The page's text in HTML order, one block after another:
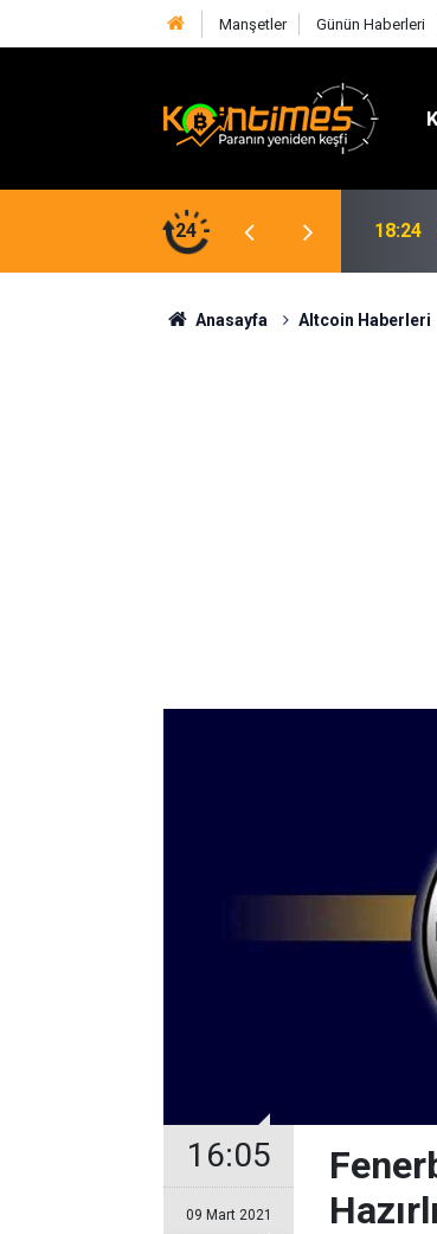
Manşetler Günün Haberleri
24
SOL Arzını Sert Şekilde Azaltabilir 18:24
Anasayfa Altcoin Haberleri
16:05
09 Mart 2021